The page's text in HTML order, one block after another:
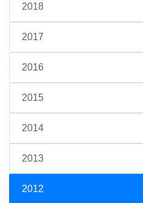
2018
2017
2016
2015
2014
2013
2012